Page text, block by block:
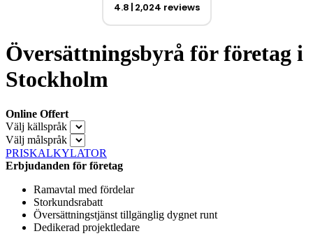
4.8 2,024 reviews
Översättningsbyrå för företag i
Stockholm
Online Offert
Välj källspråk
Välj målspråk
PRISKALKYLATOR
Erbjudanden för företag
Ramavtal med fördelar
Storkundsrabatt
Översättningstjänst tillgänglig dygnet runt
Dedikerad projektledare